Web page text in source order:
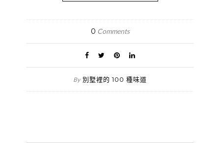
0 Comments
By 別墅裡的 100 種味道